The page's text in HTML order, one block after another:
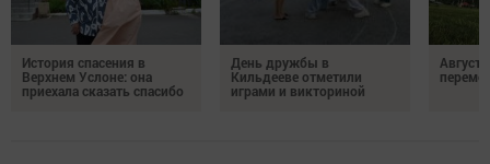
История спасения в
Верхнем Услоне: она
приехала сказать спасибо
День дружбы в
Кильдееве отметили
играми и викториной
Август